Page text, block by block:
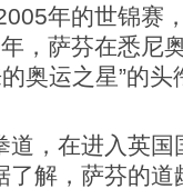
年的世锦赛
，萨芬在悉尼
奥运之星”的
，在进入英国
了解，萨芬的